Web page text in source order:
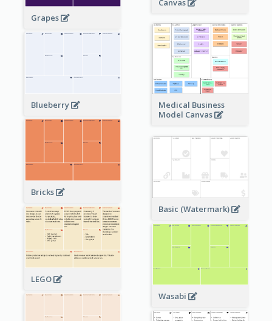
Canvas
Grapes
Medical Business
Model Canvas
Blueberry
Bricks
Basic (Watermark)
LEGO
Wasabi